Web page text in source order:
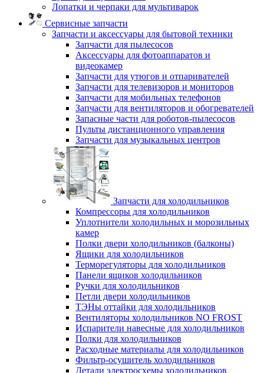
Лопатки и черпаки для мультиварок
Сервисные запчасти
Запчасти и аксессуары для бытовой техники
Запчасти для пылесосов
Аксессуары для фотоаппаратов и
видеокамер
Запчасти для утюгов и отпаривателей
Запчасти для телевизоров и мониторов
Запчасти для мобильных телефонов
Запчасти для вентиляторов и обогревателей
Запасные части для роботов-пылесосов
Пульты дистанционного управления
Запчасти для музыкальных центров
Запчасти для холодильников
Компрессоры для холодильников
Уплотнители холодильных и морозильных
камер
Полки двери холодильников (балконы)
Ящики для холодильников
Терморегуляторы для холодильников
Панели ящиков холодильников
Ручки для холодильников
Петли двери холодильников
ТЭНы оттайки для холодильников
Вентиляторы холодильников NO FROST
Испарители навесные для холодильников
Полки для холодильников
Расходные материалы для холодильников
Фильтр-осушитель холодильников
Детали электросхемы холодильников